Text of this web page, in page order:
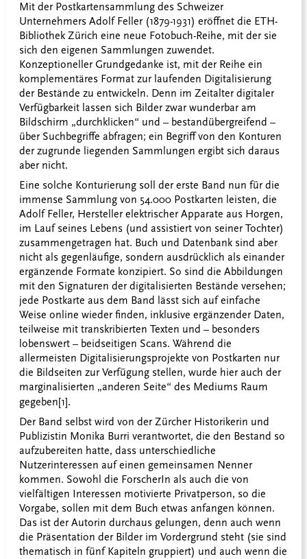
Mit der Postkartensammlung des Schweizer
Unternehmers Adolf Feller (1879-1931) eröffnet die ETH-
Bibliothek Zürich eine neue Fotobuch-Reihe, mit der sie
sich den eigenen Sammlungen zuwendet.
Konzeptioneller Grundgedanke ist, mit der Reihe ein
komplementäres Format zur laufenden Digitalisierung
der Bestände zu entwickeln. Denn im Zeitalter digitaler
Verfügbarkeit lassen sich Bilder zwar wunderbar am
Bildschirm „durchklicken“ und – bestandübergreifend –
über Suchbegriffe abfragen; ein Begriff von den Konturen
der zugrunde liegenden Sammlungen ergibt sich daraus
aber nicht.
Eine solche Konturierung soll der erste Band nun für die
immense Sammlung von 54.000 Postkarten leisten, die
Adolf Feller, Hersteller elektrischer Apparate aus Horgen,
im Lauf seines Lebens (und assistiert von seiner Tochter)
zusammengetragen hat. Buch und Datenbank sind aber
nicht als gegenläufige, sondern ausdrücklich als einander
ergänzende Formate konzipiert. So sind die Abbildungen
mit den Signaturen der digitalisierten Bestände versehen;
jede Postkarte aus dem Band lässt sich auf einfache
Weise online wieder finden, inklusive ergänzender Daten,
teilweise mit transkribierten Texten und – besonders
lobenswert – beidseitigen Scans. Während die
allermeisten Digitalisierungsprojekte von Postkarten nur
die Bildseiten zur Verfügung stellen, wurde hier auch der
marginalisierten „anderen Seite“ des Mediums Raum
gegeben[1].
Der Band selbst wird von der Zürcher Historikerin und
Publizistin Monika Burri verantwortet, die den Bestand so
aufzubereiten hatte, dass unterschiedliche
Nutzerinteressen auf einen gemeinsamen Nenner
kommen. Sowohl die ForscherIn als auch die von
vielfältigen Interessen motivierte Privatperson, so die
Vorgabe, sollen mit dem Buch etwas anfangen können.
Das ist der Autorin durchaus gelungen, denn auch wenn
die Präsentation der Bilder im Vordergrund steht (sie sind
thematisch in fünf Kapiteln gruppiert) und auch wenn die